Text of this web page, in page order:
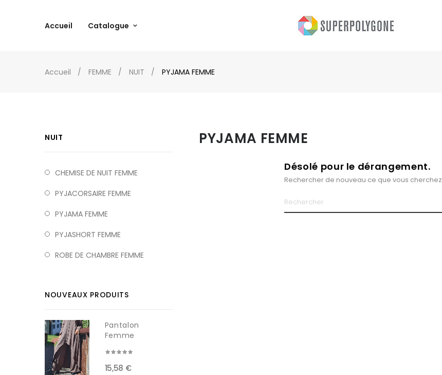
Accueil Catalogue
Accueil FEMME NUIT PYJAMA FEMME
NUIT
CHEMISE DE NUIT FEMME
PYJACORSAIRE FEMME
PYJAMA FEMME
PYJASHORT FEMME
ROBE DE CHAMBRE FEMME
NOUVEAUX PRODUITS
Pantalon
Femme
15,58 €
PYJAMA FEMME
Désolé pour le dérangement.
Rechercher de nouveau ce que vous cherchez